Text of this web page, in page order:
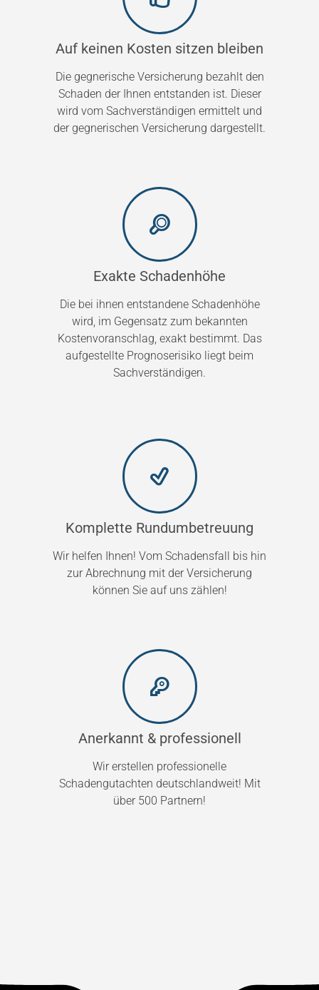
Auf keinen Kosten sitzen bleiben
Die gegnerische Versicherung bezahlt den
Schaden der Ihnen entstanden ist. Dieser
wird vom Sachverständigen ermittelt und
der gegnerischen Versicherung dargestellt.
Exakte Schadenhöhe
Die bei ihnen entstandene Schadenhöhe
wird, im Gegensatz zum bekannten
Kostenvoranschlag, exakt bestimmt. Das
aufgestellte Prognoserisiko liegt beim
Sachverständigen.
Komplette Rundumbetreuung
Wir helfen Ihnen! Vom Schadensfall bis hin
zur Abrechnung mit der Versicherung
können Sie auf uns zählen!
Anerkannt & professionell
Wir erstellen professionelle
Schadengutachten deutschlandweit! Mit
über 500 Partnern!